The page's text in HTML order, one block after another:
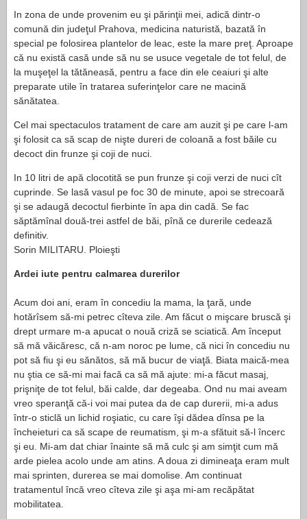
In zona de unde provenim eu şi părinţii mei, adică dintr-o
comună din judeţul Prahova, medicina naturistă, bazată în
special pe folosirea plantelor de leac, este la mare preţ. Aproape
că nu există casă unde să nu se usuce vegetale de tot felul, de
la muşeţel la tătăneasă, pentru a face din ele ceaiuri şi alte
preparate utile în tratarea suferinţelor care ne macină
sănătatea.
Cel mai spectaculos tratament de care am auzit şi pe care l-am
şi folosit ca să scap de nişte dureri de coloană a fost băile cu
decoct din frunze şi coji de nuci.
In 10 litri de apă clocotită se pun frunze şi coji verzi de nuci cît
cuprinde. Se lasă vasul pe foc 30 de minute, apoi se strecoară
şi se adaugă decoctul fierbinte în apa din cadă. Se fac
săptămînal două-trei astfel de băi, pînă ce durerile cedează
definitiv.
Sorin MILITARU. Ploieşti
Ardei iute pentru calmarea durerilor
Acum doi ani, eram în concediu la mama, la ţară, unde
hotărîsem să-mi petrec cîteva zile. Am făcut o mişcare bruscă şi
drept urmare m-a apucat o nouă criză se sciatică. Am început
să mă văicăresc, că n-am noroc pe lume, că nici în concediu nu
pot să fiu şi eu sănătos, să mă bucur de viaţă. Biata maică-mea
nu ştia ce să-mi mai facă ca să mă ajute: mi-a făcut masaj,
prişniţe de tot felul, băi calde, dar degeaba. Ond nu mai aveam
vreo speranţă că-i voi mai putea da de cap durerii, mi-a adus
într-o sticlă un lichid roşiatic, cu care îşi dădea dînsa pe la
încheieturi ca să scape de reumatism, şi m-a sfătuit să-l încerc
şi eu. Mi-am dat chiar înainte să mă culc şi am simţit cum mă
arde pielea acolo unde am atins. A doua zi dimineaţa eram mult
mai sprinten, durerea se mai domolise. Am continuat
tratamentul încă vreo cîteva zile şi aşa mi-am recăpătat
mobilitatea.